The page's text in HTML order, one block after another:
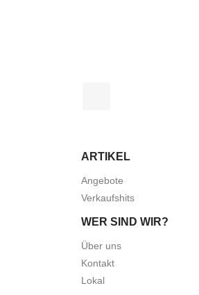
ARTIKEL
Angebote
Verkaufshits
WER SIND WIR?
Über uns
Kontakt
Lokal